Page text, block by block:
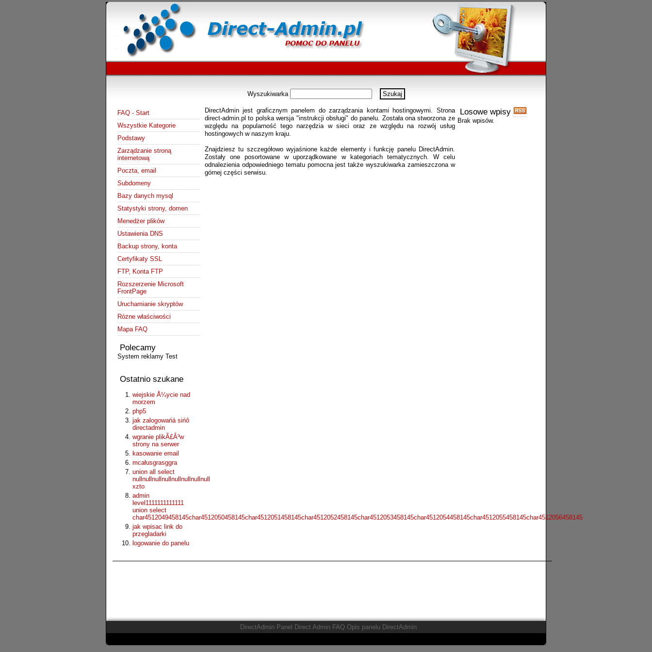
Wyszukiwarka
FAQ - Start
Wszystkie Kategorie
Podstawy
Zarządzanie stroną
internetową
Poczta, email
Subdomeny
Bazy danych mysql
Statystyki strony, domen
Menedżer plików
Ustawienia DNS
Backup strony, konta
Certyfikaty SSL
FTP, Konta FTP
Rozszerzenie Microsoft
FrontPage
Uruchamianie skryptów
Różne właściwości
Mapa FAQ
Polecamy
System reklamy Test
Ostatnio szukane
wiejskie Å¼ycie nad
morzem
php5
jak zalogowańá sińô
directadmin
wgranie plikÃ£Â³w
strony na serwer
kasowanie email
mcałusgrasggra
union all select
nullnullnullnullnullnullnullnull
xzto
admin
level1111111111111
union select
char4512049458145char4512050458145char4512051458145char4512052458145char4512053458145char4512054458145char4512055458145char4512056458145
jak wpisac link do
przegladarki
logowanie do panelu
Losowe wpisy
Brak wpisów.
DirectAdmin jest graficznym panelem do zarządzania kontami hostingowymi. Strona
direct-admin.pl to polska wersja "instrukcji obsługi" do panelu. Została ona stworzona ze
względu na popularność tego narzędzia w sieci oraz ze względu na rozwój usług
hostingowych w naszym kraju.
Znajdziesz tu szczegółowo wyjaśnione każde elementy i funkcję panelu DirectAdmin.
Zostały one posortowane w uporządkowane w kategoriach tematycznych. W celu
odnalezienia odpowiedniego tematu pomocna jest także wyszukiwarka zamieszczona w
górnej części serwisu.
DirectAdmin Panel Direct Admin FAQ Opis panelu DirectAdmin